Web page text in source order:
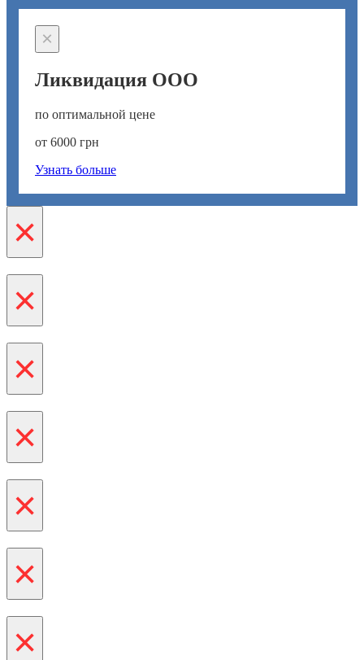
×
Ликвидация ООО
по оптимальной цене
от 6000 грн
Узнать больше
×
×
×
×
×
×
×